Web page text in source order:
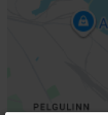
Laktoosi- ja